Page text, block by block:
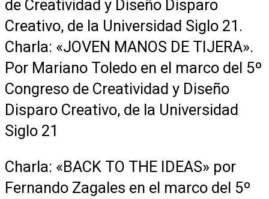
de Creatividad y Diseño Disparo
Creativo, de la Universidad Siglo 21.
Charla: «JOVEN MANOS DE TIJERA».
Por Mariano Toledo en el marco del 5º
Congreso de Creatividad y Diseño
Disparo Creativo, de la Universidad
Siglo 21
Charla: «BACK TO THE IDEAS» por
Fernando Zagales en el marco del 5º